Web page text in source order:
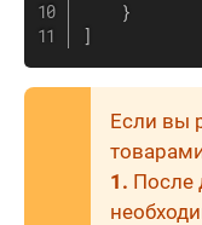
}
]
Если вы
1. После